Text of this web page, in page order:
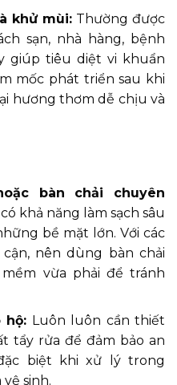
khử mùi:Thường được
sạn, nhà hàng, bệnh
giúp tiêu diệt vi khuẩn
mốc phát triển sau khi
hương thơm dễ chịu và
bàn chải chuyên
khả năng làm sạch sâu
bề mặt lớn. Với các
nên dùng bàn chải
vừa phải để tránh
hộ: Luôn luôn cần thiết
tẩy rửa để đảm bảo an
biệt khi xử lý trong
sinh.